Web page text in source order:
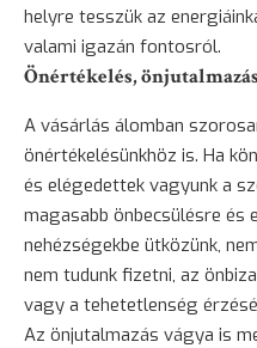
helyre tesszük az
valami igazán fontosról.
Önértékelés,
A vásárlás álomban
önértékelésünkhöz is. Ha
és elégedettek vagyunk a
magasabb önbecsülésre
nehézségekbe ütközünk,
nem tudunk fizetni, az
vagy a tehetetlenség
Az önjutalmazás vágya is